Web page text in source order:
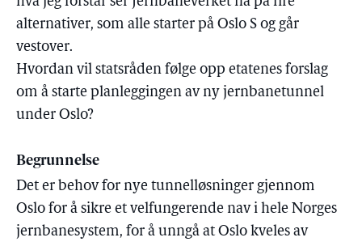
alternativer, som alle starter på Oslo S og går
vestover.
Hvordan vil statsråden følge opp etatenes forslag
om å starte planleggingen av ny jernbanetunnel
under Oslo?
Begrunnelse
Det er behov for nye tunnelløsninger gjennom
Oslo for å sikre et velfungerende nav i hele Norges
jernbanesystem, for å unngå at Oslo kveles av